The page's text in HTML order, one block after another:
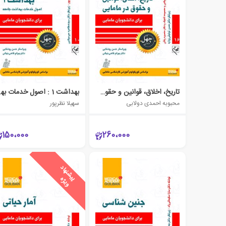
تاریخ، اخلاق، قوانین و حقوق در مامایی
محبوبه احمدی دولابی
260،000
بهداشت
سهیلا نظرپور
150،000
پ
ی
ش
ن
ه
ا
د
و
ی
ژ
ه